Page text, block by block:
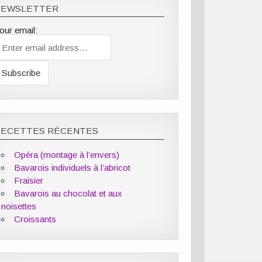
email:
RÉCENTES
Opéra (montage à l’envers)
Bavarois individuels à l’abricot
Fraisier
Bavarois au chocolat et aux
noisettes
Croissants